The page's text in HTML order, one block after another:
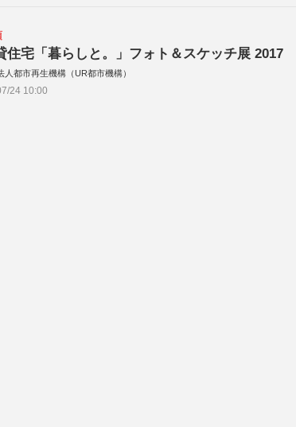
住宅「暮らしと。」フォト＆スケッチ展 2017
人都市再生機構（UR都市機構）
24 10:00